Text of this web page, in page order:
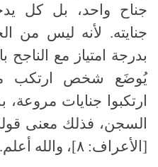
جناح واحد، بل كل
جنايته. لأنه ليس من
بدرجة امتياز مع
يُوضَع شخص ارتكب
ارتكبوا جنايات
السجن، فذلك معنى
[الأعراف: ٨]، والله أعلم.